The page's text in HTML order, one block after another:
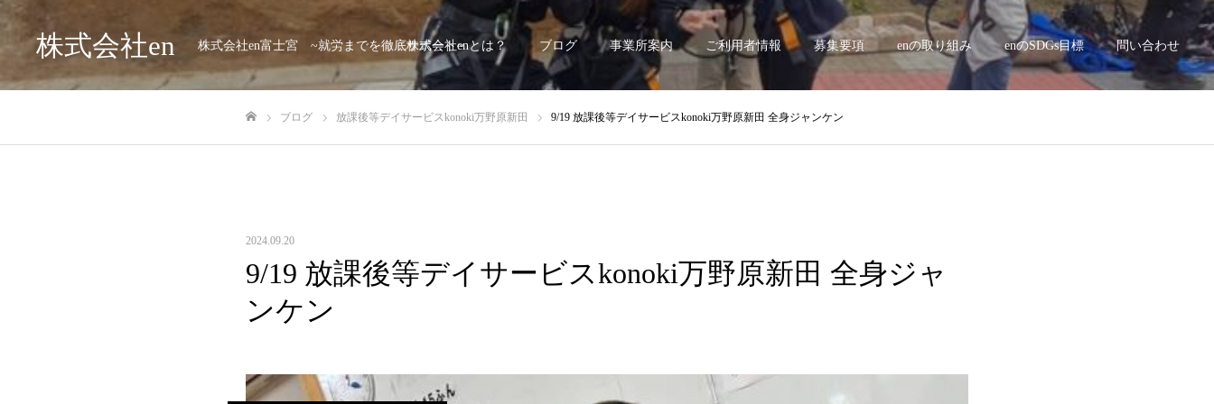
株式会社en 株式会社en富士宮 ~就労までを徹底サポート~
株式会社enとは？ ブログ 事業所案内 ご利用者情報 募集要項 enの取り組み enのSDGs目標 問い合わせ
ブログ 放課後等デイサービスkonoki万野原新田 9/19 放課後等デイサービスkonoki万野原新田 全身ジャンケン
2024.09.20
9/19 放課後等デイサービスkonoki万野原新田 全身ジャ
ンケン